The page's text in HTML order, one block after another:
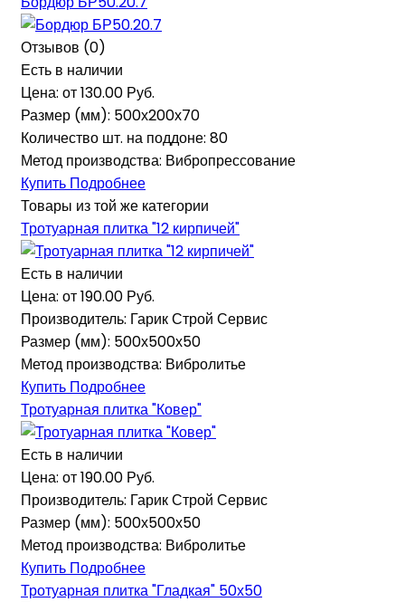
Отзывов (0)
Есть в наличии
Цена: от130.00 Руб.
Размер (мм): 500х200х70
Количество шт. на поддоне: 80
Метод производства: Вибропрессование
Купить Подробнее
Товары из той же категории
Тротуарная плитка "12 кирпичей"
Есть в наличии
Цена: от190.00 Руб.
Производитель: Гарик Строй Сервис
Размер (мм): 500х500х50
Метод производства: Вибролитье
Купить Подробнее
Тротуарная плитка "Ковер"
Есть в наличии
Цена: от190.00 Руб.
Производитель: Гарик Строй Сервис
Размер (мм): 500х500х50
Метод производства: Вибролитье
Купить Подробнее
Тротуарная плитка "Гладкая" 50х50